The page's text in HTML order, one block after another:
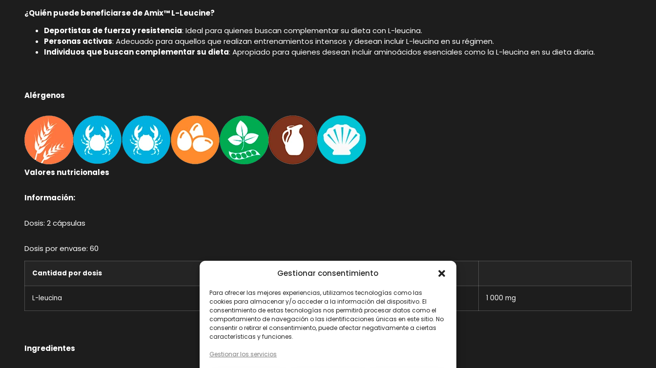
Gestionar consentimiento
Para ofrecer las mejores experiencias, utilizamos tecnologías como las
cookies para almacenar y/o acceder a la información del dispositivo. El
consentimiento de estas tecnologías nos permitirá procesar datos como el
comportamiento de navegación o las identificaciones únicas en este sitio. No
consentir o retirar el consentimiento, puede afectar negativamente a ciertas
características y funciones.
Gestionar los servicios
¿Quién puede beneficiarse de Amix™ L-Leucine?
Deportistas de fuerza y resistencia: Ideal para quienes buscan complementar su dieta con L-leucina.
Personas activas: Adecuado para aquellos que realizan entrenamientos intensos y desean incluir L-leucina en su régimen.
Individuos que buscan complementar su dieta: Apropiado para quienes desean incluir aminoácidos esenciales como la L-leucina en su dieta diaria.
Alérgenos
Valores nutricionales
Información:
Dosis: 2 cápsulas
Dosis por envase: 60
Cantidad por dosis
L-leucina 1 000 mg
Ingredientes